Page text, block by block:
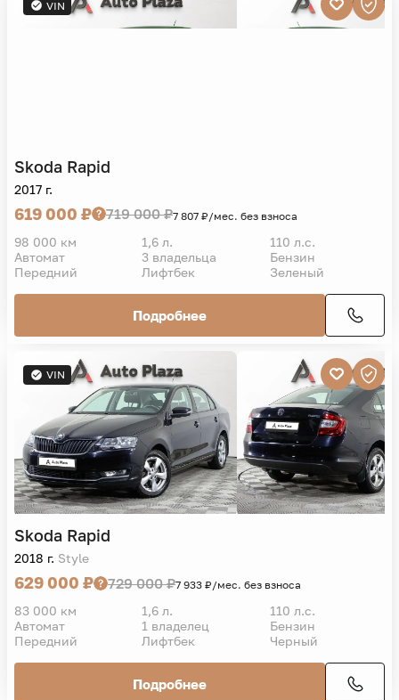
VIN
Skoda Rapid
2017 г.
619 000 ₽ 719 000 ₽7 807 ₽/мес. без взноса
98 000 км 1,6 л.
110 л.с.
Автомат
3 владельца
Бензин
Передний
Лифтбек Зеленый
Подробнее
VIN
Skoda Rapid
2018 г. Style
629 000 ₽ 729 000 ₽7 933 ₽/мес. без взноса
83 000 км 1,6 л.
110 л.с.
Автомат
1 владелец
Бензин
Передний
Лифтбек Черный
Подробнее